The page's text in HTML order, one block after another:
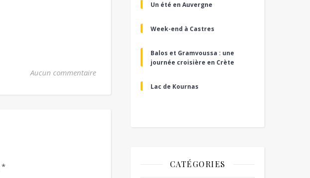
Aucun commentaire
*
Un été en Auvergne
Week-end à Castres
Balos et Gramvoussa : une
journée croisière en Crète
Lac de Kournas
CATÉGORIES